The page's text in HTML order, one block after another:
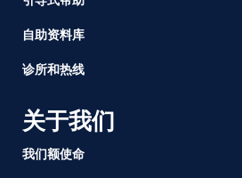
自助资料库
诊所和热线
关于我们
我们额使命